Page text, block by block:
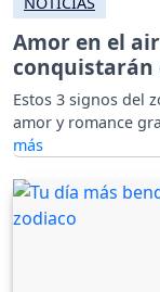
Amor en el
conquistarán
Estos 3 signos del
amor y romance